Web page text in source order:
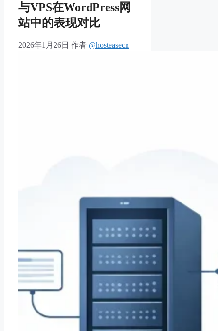
与VPS在WordPress网
站中的表现对比
2026年1月26日 作者 @hosteasecn